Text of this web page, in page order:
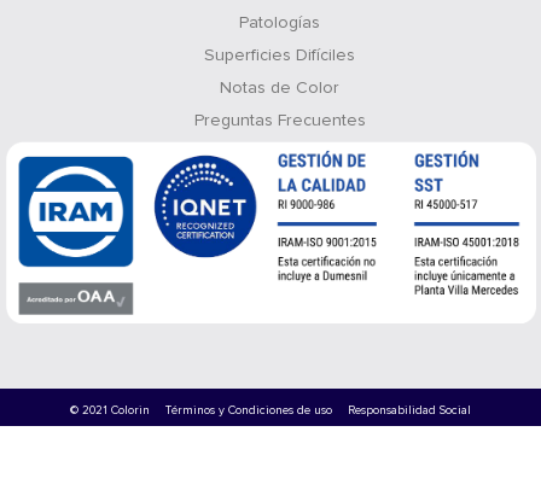
Patologías
Superficies Difíciles
Notas de Color
Preguntas Frecuentes
© 2021 Colorin Términos y Condiciones de uso Responsabilidad Social